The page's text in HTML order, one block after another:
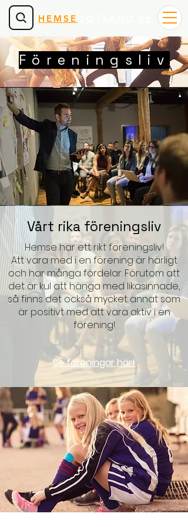
HEMSE
Föreningsliv
Vårt rika föreningsliv
Hemse har ett rikt föreningsliv!
Att vara med i en förening är härligt
och har många fördelar. Förutom att
det är kul att hänga med likasinnade,
så finns det också mycket annat som
är positivt med att vara aktiv i en
förening!
Se föreningar här!